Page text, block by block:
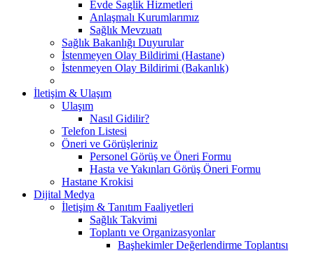
Evde Saglik Hizmetleri
Anlaşmalı Kurumlarımız
Sağlık Mevzuatı
Sağlık Bakanlığı Duyurular
İstenmeyen Olay Bildirimi (Hastane)
İstenmeyen Olay Bildirimi (Bakanlık)
İletişim & Ulaşım
Ulaşım
Nasıl Gidilir?
Telefon Listesi
Öneri ve Görüşleriniz
Personel Görüş ve Öneri Formu
Hasta ve Yakınları Görüş Öneri Formu
Hastane Krokisi
Dijital Medya
İletişim & Tanıtım Faaliyetleri
Sağlık Takvimi
Toplantı ve Organizasyonlar
Başhekimler Değerlendirme Toplantısı